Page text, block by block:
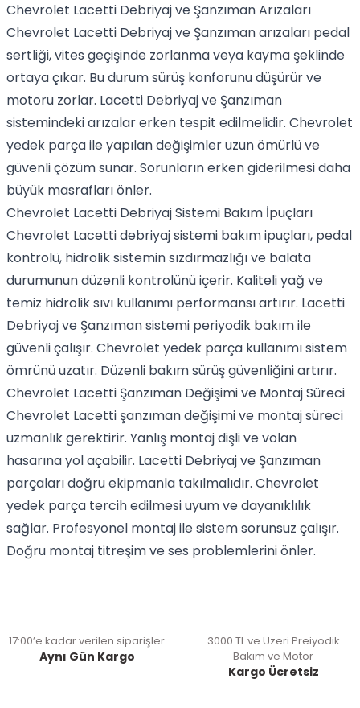
Chevrolet Lacetti Debriyaj ve Şanzıman Arızaları
Chevrolet Lacetti Debriyaj ve Şanzıman arızaları pedal
sertliği, vites geçişinde zorlanma veya kayma şeklinde
ortaya çıkar. Bu durum sürüş konforunu düşürür ve
motoru zorlar. Lacetti Debriyaj ve Şanzıman
sistemindeki arızalar erken tespit edilmelidir. Chevrolet
yedek parça ile yapılan değişimler uzun ömürlü ve
güvenli çözüm sunar. Sorunların erken giderilmesi daha
büyük masrafları önler.
Chevrolet Lacetti Debriyaj Sistemi Bakım İpuçları
Chevrolet Lacetti debriyaj sistemi bakım ipuçları, pedal
kontrolü, hidrolik sistemin sızdırmazlığı ve balata
durumunun düzenli kontrolünü içerir. Kaliteli yağ ve
temiz hidrolik sıvı kullanımı performansı artırır. Lacetti
Debriyaj ve Şanzıman sistemi periyodik bakım ile
güvenli çalışır. Chevrolet yedek parça kullanımı sistem
ömrünü uzatır. Düzenli bakım sürüş güvenliğini artırır.
Chevrolet Lacetti Şanzıman Değişimi ve Montaj Süreci
Chevrolet Lacetti şanzıman değişimi ve montaj süreci
uzmanlık gerektirir. Yanlış montaj dişli ve volan
hasarına yol açabilir. Lacetti Debriyaj ve Şanzıman
parçaları doğru ekipmanla takılmalıdır. Chevrolet
yedek parça tercih edilmesi uyum ve dayanıklılık
sağlar. Profesyonel montaj ile sistem sorunsuz çalışır.
Doğru montaj titreşim ve ses problemlerini önler.
17:00’e kadar verilen siparişler
Aynı Gün Kargo
3000 TL ve Üzeri Preiyodik
Bakım ve Motor
Kargo Ücretsiz